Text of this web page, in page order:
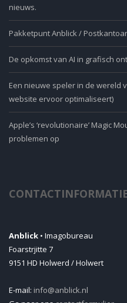
nieuws.
Pakketpunt Anblick /
De opkomst van AI in grafisch
Een nieuwe speler in de wereld
website ervoor optimaliseert)
Apple’s ‘revolutionaire’ Magic
problemen op
Anblick • Imagobureau
Foarstrjitte 7
9151 HD Holwerd / Holwert
E-mail: info@anblick.nl